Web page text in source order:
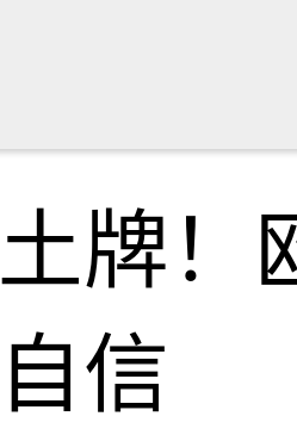
牌！
信